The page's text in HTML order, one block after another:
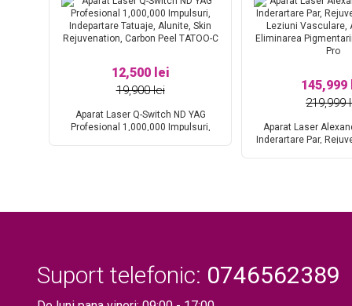
12,500 lei
19,900 lei
Aparat Laser Q-Switch ND YAG
Profesional 1,000,000 Impulsuri,
145,999
219,999
Aparat Laser
Inderartare Par,
Suport telefonic: 0746562389